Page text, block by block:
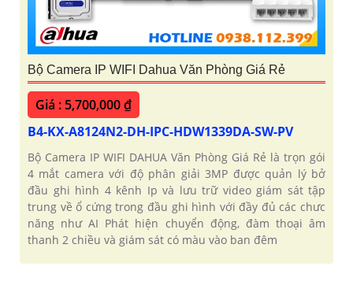
Bộ Camera IP WIFI Dahua Văn Phòng Giá Rẻ
Giá : 5,700,000 ₫
B4-KX-A8124N2-DH-IPC-HDW1339DA-SW-PV
Bộ Camera IP WIFI DAHUA Văn Phòng Giá Rẻ là trọn gói
4 mắt camera với độ phân giải 3MP được quản lý bở
đầu ghi hình 4 kênh Ip và lưu trữ video giám sát tập
trung về ổ cứng trong đầu ghi hình với đầy đủ các chưc
năng như AI Phát hiện chuyển động, đàm thoại âm
thanh 2 chiều và giám sát có màu vào ban đêm